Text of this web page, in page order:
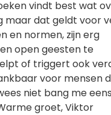
vindt best wat
maar dat geldt voor
en normen, zijn erg
open geesten te
of triggert ook
voor mensen
niet bang me
groet, Viktor